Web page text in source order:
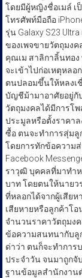
โดยมีผู้หญิงชื่อเมล์
โทรศัพท์มือถือ
รุ่น Galaxy S23
ของเพจขายวัตถุมงค
คุณเม สาลิกาลิ้นทอง
จะเข้าไปก่อเหตุหล
ตนปลอมขึ้นให้หลงเ
บัญชีม้ามาอาศัยอยู่กับ
วัตถุมงคลได้มีการโ
ประมูลหรือตั้งราคา
ซื้อ ตนจะทำการสุ่มลู
โดยการทักข้อความ
Facebook
ราวุฒิ บุคคลที่มาทำห
บาท โดยตนให้นายว
ที่หลอกได้จากผู้เสีย
เสียหายหรือลูกค้าโอ
จำนวนราคาวัตถุมง
ข้อความสนทนากับลู
ด่าว่า ตนก็จะทำการ
ประจำวัน จนมาถูกจั
ฐานข้อมูลสำนักงาน